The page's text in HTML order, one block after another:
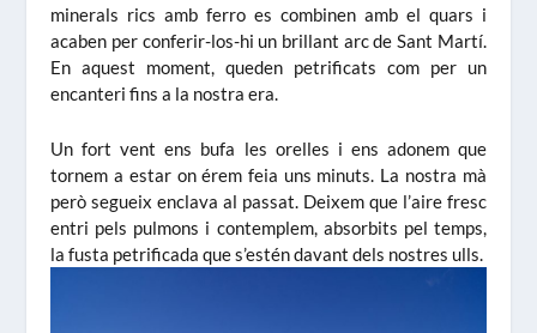
minerals rics amb ferro es combinen amb el quars i
acaben per conferir-los-hi un brillant arc de Sant Martí.
En aquest moment, queden petrificats com per un
encanteri fins a la nostra era.
Un fort vent ens bufa les orelles i ens adonem que
tornem a estar on érem feia uns minuts. La nostra mà
però segueix enclava al passat. Deixem que l’aire fresc
entri pels pulmons i contemplem, absorbits pel temps,
la fusta petrificada que s’estén davant dels nostres ulls.